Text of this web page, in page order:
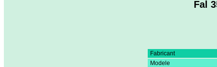
Fal
Fabricant
Modele